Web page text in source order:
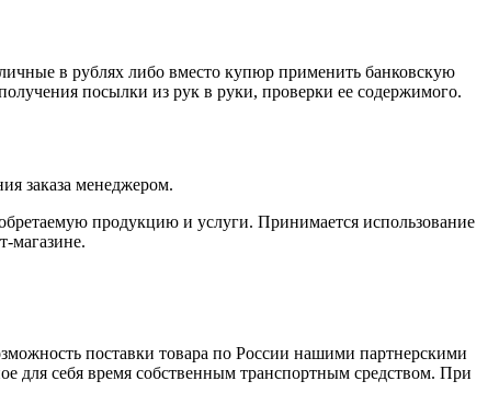
в рублях либо вместо купюр применить банковскую
посылки из рук в руки, проверки ее содержимого.
заказа менеджером.
продукцию и услуги. Принимается использование
магазине.
поставки товара по России нашими партнерскими
для себя время собственным транспортным средством. При